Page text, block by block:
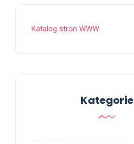
Katalog stron WWW
Kategorie